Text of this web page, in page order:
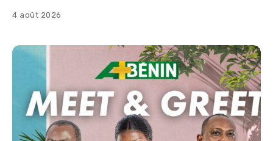
4 août 2026